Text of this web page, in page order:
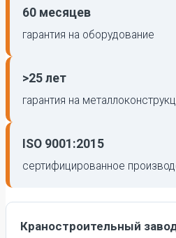
60 месяцев
гарантия на оборудование
>25 лет
гарантия на
ISO 9001:2015
сертифицированное
Краностроительный